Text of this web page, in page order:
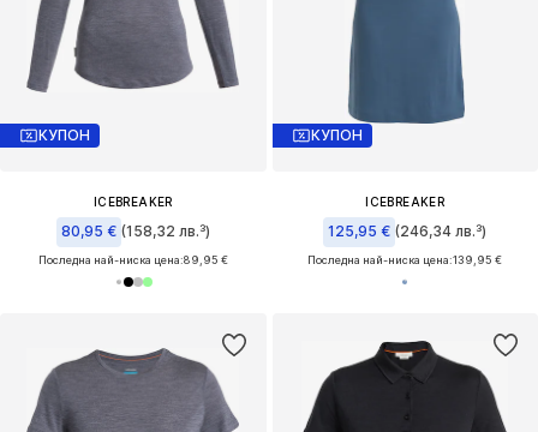
КУПОН
ICEBREAKER
80,95 € (158,32 лв.³)
Последна най-ниска цена:89,95 €
КУПОН
ICEBREAKER
125,95 € (246,34 лв.³)
Последна най-ниска цена:139,95 €